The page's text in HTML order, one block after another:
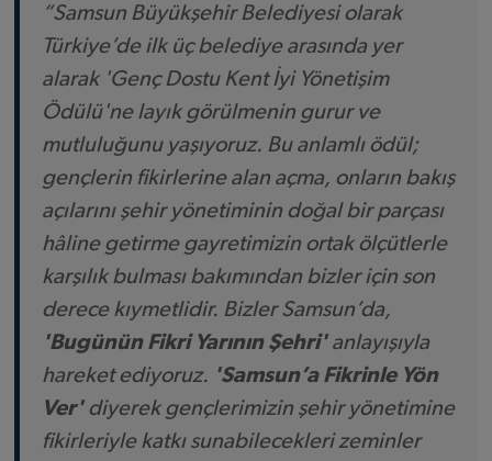
“Samsun Büyükşehir Belediyesi olarak
Türkiye’de ilk üç belediye arasında yer
alarak 'Genç Dostu Kent İyi Yönetişim
Ödülü'ne layık görülmenin gurur ve
mutluluğunu yaşıyoruz. Bu anlamlı ödül;
gençlerin fikirlerine alan açma, onların bakış
açılarını şehir yönetiminin doğal bir parçası
hâline getirme gayretimizin ortak ölçütlerle
karşılık bulması bakımından bizler için son
derece kıymetlidir. Bizler Samsun’da,
'Bugünün Fikri Yarının Şehri'anlayışıyla
hareket ediyoruz. 'Samsun’a Fikrinle Yön
Ver'diyerek gençlerimizin şehir yönetimine
fikirleriyle katkı sunabilecekleri zeminler